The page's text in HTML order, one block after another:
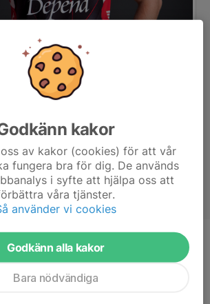
Passare
kakor
av kakor (cookies) för att vår
fungera bra för dig. De används
i syfte att hjälpa oss att
våra tjänster.
använder vi cookies
Godkänn alla kakor
Bara nödvändiga